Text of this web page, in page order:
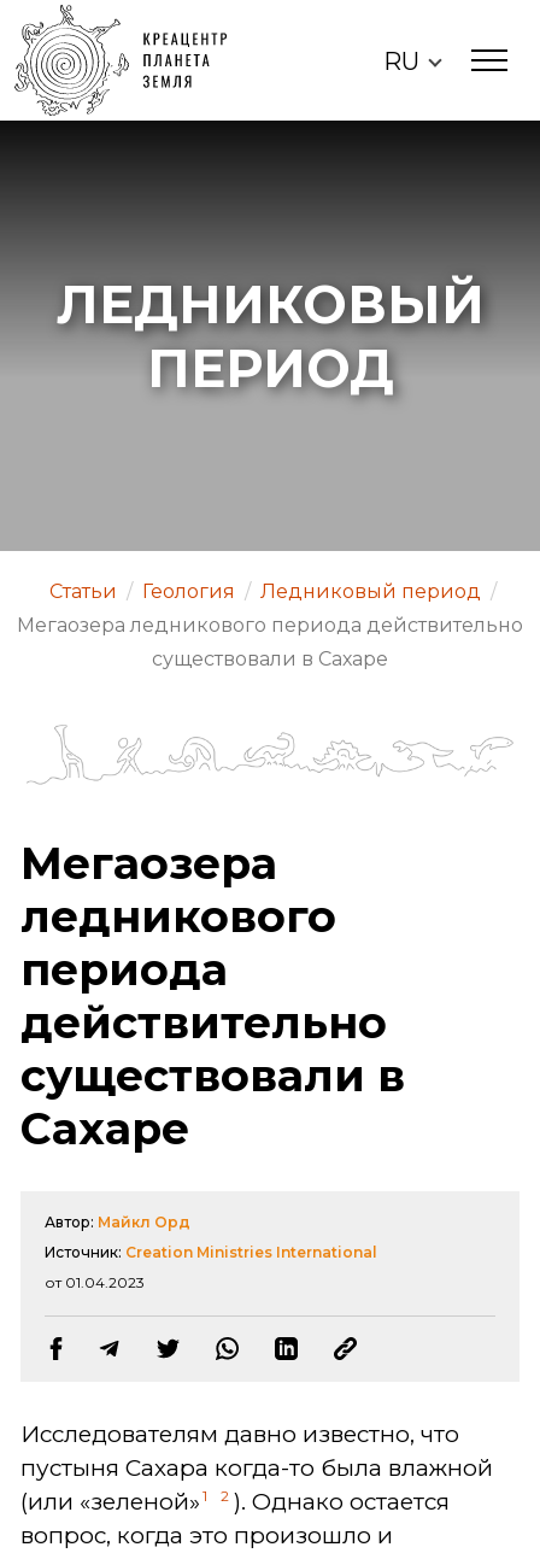
RU
ЛЕДНИКОВЫЙ
ПЕРИОД
Статьи / Геология / Ледниковый период /
Мегаозера ледникового периода действительно
существовали в Сахаре
Мегаозера
ледникового
периода
действительно
существовали в
Сахаре
Автор: Майкл Орд
Источник: Creation Ministries International
от 01.04.2023
Исследователям давно известно, что
пустыня Сахара когда-то была влажной
(или «зеленой» 1 2 ). Однако остается
вопрос, когда это произошло и